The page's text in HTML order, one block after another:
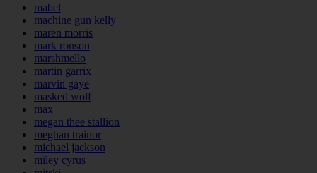
mabel
machine gun kelly
maren morris
mark ronson
marshmello
martin garrix
marvin gaye
masked wolf
max
megan thee stallion
meghan trainor
michael jackson
miley cyrus